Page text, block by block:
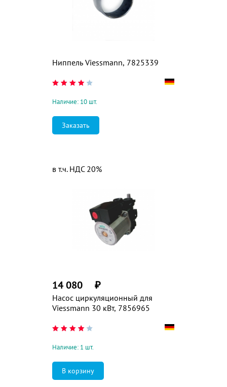
Ниппель Viessmann, 7825339
Заказать
Наличие: 10 шт.
Насос циркуляционный для
Viessmann 30 кВт, 7856965
14 080 ₽
в т.ч. НДС 20%
Наличие: 1 шт.